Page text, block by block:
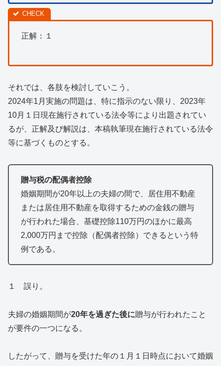
正解：１
それでは、各肢を検討していこう。
2024年1月実施の問題は、特に指示のない限り、2023年
10月１日現在施行されている法令等により出題されてい
るが、正解及び解説は、本稿執筆現在施行されている法令
等に基づくものとする。
贈与税の配偶者控除
婚姻期間が20年以上の夫婦の間で、居住用不動産
または居住用不動産を取得するための金銭の贈与
が行われた場合、基礎控除110万円のほかに最高
2,000万円まで控除（配偶者控除）できるという特
例である。
１ 誤り。
夫婦の婚姻期間が20年を過ぎた後に贈与が行われたこと
が要件の一つになる。
したがって、贈与を受けた年の１月１日時点において婚姻